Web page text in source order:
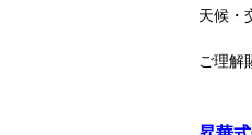
天候・
ご理解